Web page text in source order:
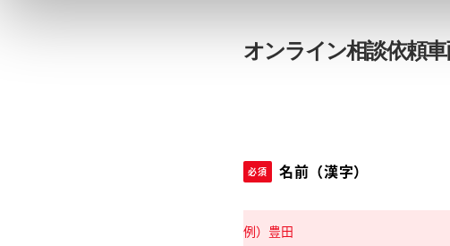
択オンライン相談依頼車
必須 名前（漢字）